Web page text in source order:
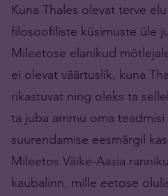
Kuna Thales olevat terve
filosoofiliste küsimuste üle
Mileetose elanikud
ei olevat väärtuslik, kuna
rikastuvat ning oleks ta
ta juba ammu oma teadmisi
suurendamise eesmärgil
Mileetos Väike-Aasia
kaubalinn, mille eetose